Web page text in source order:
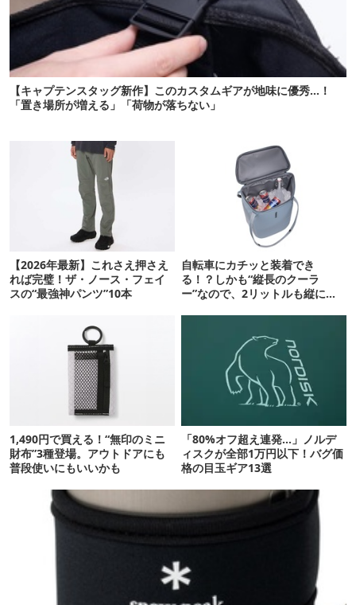
【キャプテンスタッグ新作】このカスタムギアが地味に優秀…！
「置き場所が増える」「荷物が落ちない」
【2026年最新】これさえ押さえ
れば完璧！ザ・ノース・フェイ
スの“最強神パンツ”10本
自転車にカチッと装着でき
る！？しかも“縦長のクーラ
ー”なので、2リットルも縦に入
1,490円で買える！“無印のミニ
財布”3種登場。アウトドアにも
普段使いにもいいかも
「80%オフ超え連発…」ノルデ
ィスクが全部1万円以下！バグ価
格の目玉ギア13選